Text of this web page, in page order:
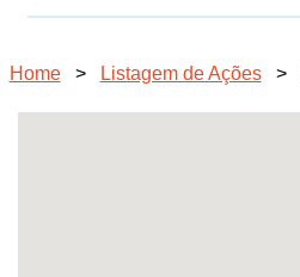
Home > Listagem de Ações >